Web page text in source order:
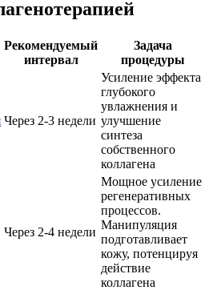
Рекомендуемый
интервал
Задача
процедуры
Через 2-3 недели
Усиление эффекта
глубокого
увлажнения и
улучшение
синтеза
собственного
коллагена
Через 2-4 недели
Мощное усиление
регенеративных
процессов.
Манипуляция
подготавливает
кожу, потенцируя
действие
коллагена